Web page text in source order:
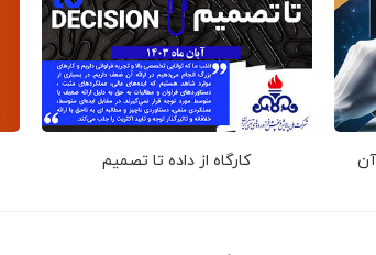
کارگاه از داده تا تصمیم